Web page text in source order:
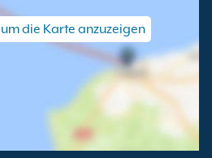
die Karte anzuzeigen